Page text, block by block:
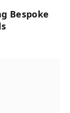
Bespoke